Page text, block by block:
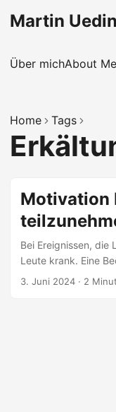
Martin
Über michAbout Me
Home Tags
Motivation
Bei Ereignissen, die
Leute krank. Eine
3. Juni 2024 · 2